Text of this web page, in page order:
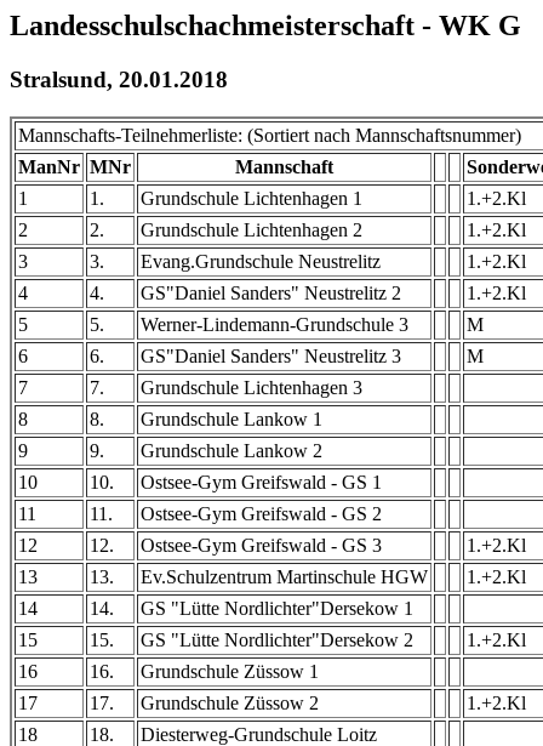
Landesschulschachmeisterschaft - WK G
Stralsund, 20.01.2018
Mannschafts-Teilnehmerliste: (Sortiert nach Mannschaftsnummer)
ManNr MNr Mannschaft
1
1. Grundschule Lichtenhagen 1
1.+2.Kl
2
2. Grundschule Lichtenhagen 2
1.+2.Kl
3
3. Evang.Grundschule Neustrelitz
1.+2.Kl
4
4. GS"Daniel Sanders" Neustrelitz 2
1.+2.Kl
5
5. Werner-Lindemann-Grundschule 3
M
6
6. GS"Daniel Sanders" Neustrelitz 3
M
7
7.
Grundschule Lichtenhagen 3
8
8.
Grundschule Lankow 1
9
9.
Grundschule Lankow 2
10
10.
Ostsee-Gym Greifswald - GS 1
11
11.
Ostsee-Gym Greifswald - GS 2
12
12. Ostsee-Gym Greifswald - GS 3
1.+2.Kl
13
13. Ev.Schulzentrum Martinschule HGW
1.+2.Kl
14
14.
GS "Lütte Nordlichter"Dersekow 1
15
15. GS "Lütte Nordlichter"Dersekow 2
1.+2.Kl
16
16.
Grundschule Züssow 1
17
17. Grundschule Züssow 2
1.+2.Kl
18
18.
Diesterweg-Grundschule Loitz